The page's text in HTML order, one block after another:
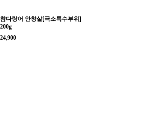
참다랑어 안창살[극소특수부위]
200g
24,900